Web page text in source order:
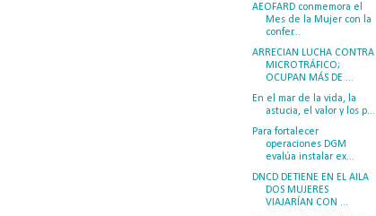
AEOFARD conmemora el
Mes de la Mujer con la
confer...
ARRECIAN LUCHA CONTRA
MICROTRÁFICO;
OCUPAN MÁS DE ...
En el mar de la vida, la
astucia, el valor y los p...
Para fortalecer
operaciones DGM
evalúa instalar ex...
DNCD DETIENE EN EL AILA
DOS MUJERES
VIAJARÍAN CON ...